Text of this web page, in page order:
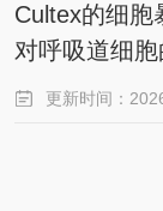
Cultex的细胞
对呼吸道细
更新时间：